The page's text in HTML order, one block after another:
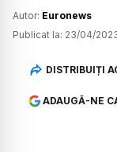
Autor: Euronews
Publicat la: 23/04/
DISTRIBUIȚI
ADAUGĂ-NE